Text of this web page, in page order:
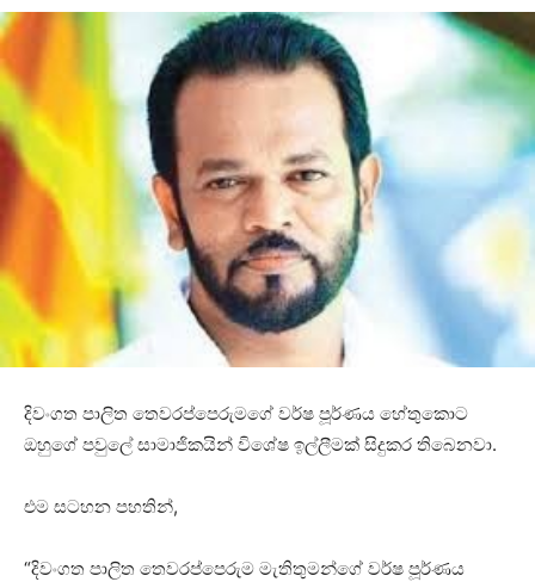
දිවංගත පාලිත තෙවරප්පෙරුමගේ වර්ෂ පූර්ණය හේතුකොට
ඔහුගේ පවුලේ සාමාජිකයින් විශේෂ ඉල්ලීමක් සිදුකර තිබෙනවා.
එම සටහන පහතින්,
“දිවංගත පාලිත තෙවරප්පෙරුම මැතිතුමන්ගේ වර්ෂ පූර්ණය